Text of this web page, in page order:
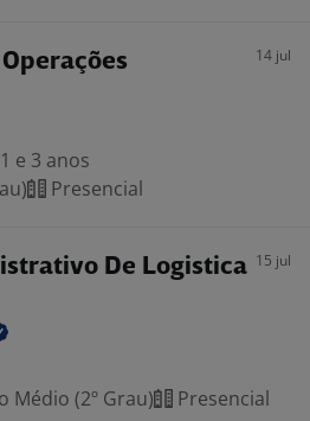
14 jul
e 3 anos
Presencial
De Logistica 15 jul
Médio (2º Grau) Presencial